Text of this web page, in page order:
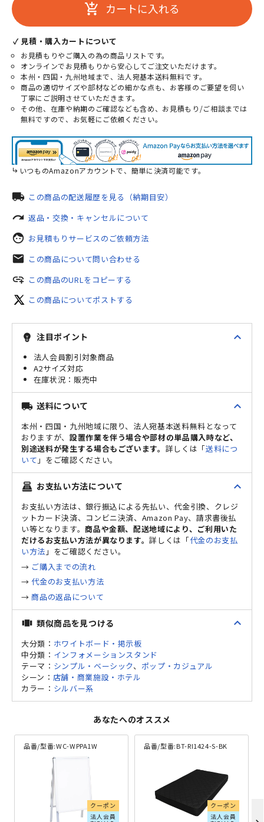
add_shopping_cart カートに入れる
✓ 見積・購入カートについて
お見積もりやご購入の為の商品リストです。
オンラインでお見積もりから安心してご注文いただけます。
本州・四国・九州地域まで、法人宛基本送料無料です。
商品の適切サイズや部材などの細かな点も、お客様のご要望を伺い
丁寧にご説明させていただきます。
その他、在庫や納期のご確認なども含め、お見積もり/ご相談までは
無料ですので、お気軽にご依頼ください。
いつものAmazonアカウントで、簡単に決済可能です。
local_shipping この商品の配送履歴を見る（納期目安）
redo 返品・交換・キャンセルについて
face お見積もりサービスのご依頼方法
mail この商品について問い合わせる
add_link この商品のURLをコピーする
この商品についてポストする
emoji_objects 注目ポイント expand_less
法人会員割引対象商品
A2サイズ対応
販売中
local_shipping 送料について expand_less
本州・四国・九州地域に限り、法人宛基本送料無料となって
おりますが、 設置作業を伴う場合や部材の単品購入時など、
別途送料が発生する場合もございます。 詳しくは「送料につ
いて 」をご確認ください。
point_of_sale お支払い方法について expand_less
お支払い方法は、銀行振込による先払い、代金引換、クレジ
ットカード決済、コンビニ決済、Amazon Pay、請求書後払
い等となります。商品や金額、配送地域により、ご利用いた
だけるお支払い方法が異なります。詳しくは「代金のお支払
い方法 」をご確認ください。
→ ご購入までの流れ
→代金のお支払い方法
→ 商品の返品について
view_carousel 類似商品を見つける expand_less
大分類： ホワイトボード・掲示板
中分類： インフォメーションスタンド
テーマ： シンプル・ベーシック、 ポップ・カジュアル
シーン： 店舗・商業施設・ホテル
カラー： シルバー系
あなたへのオススメ
品番/型番:WC-WPPA1W
クーポン
法人会員
品番/型番:BT-RI1424-S-BK
クーポン
法人会員